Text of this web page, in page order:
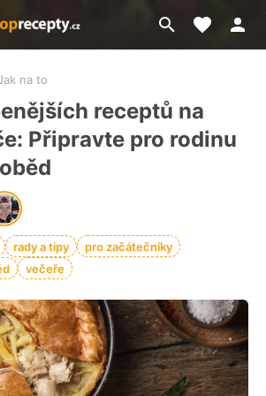
Přejít
na
Moje
na to
receptů na
Připravte pro rodinu
rady a tipy
pro začátečníky
večeře